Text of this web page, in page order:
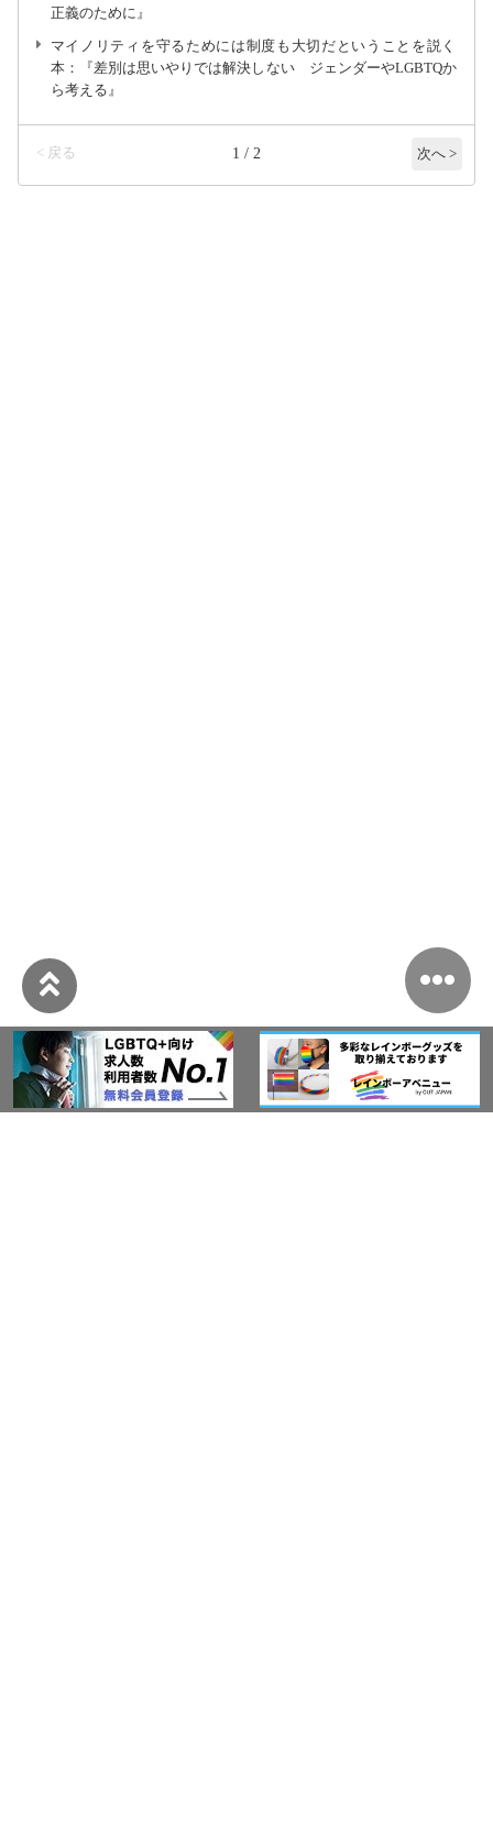
正義のために』
マイノリティを守るためには制度も大切だということを説く
本：『差別は思いやりでは解決しない ジェンダーやLGBTQか
ら考える』
< 戻る 1 / 2 次へ >